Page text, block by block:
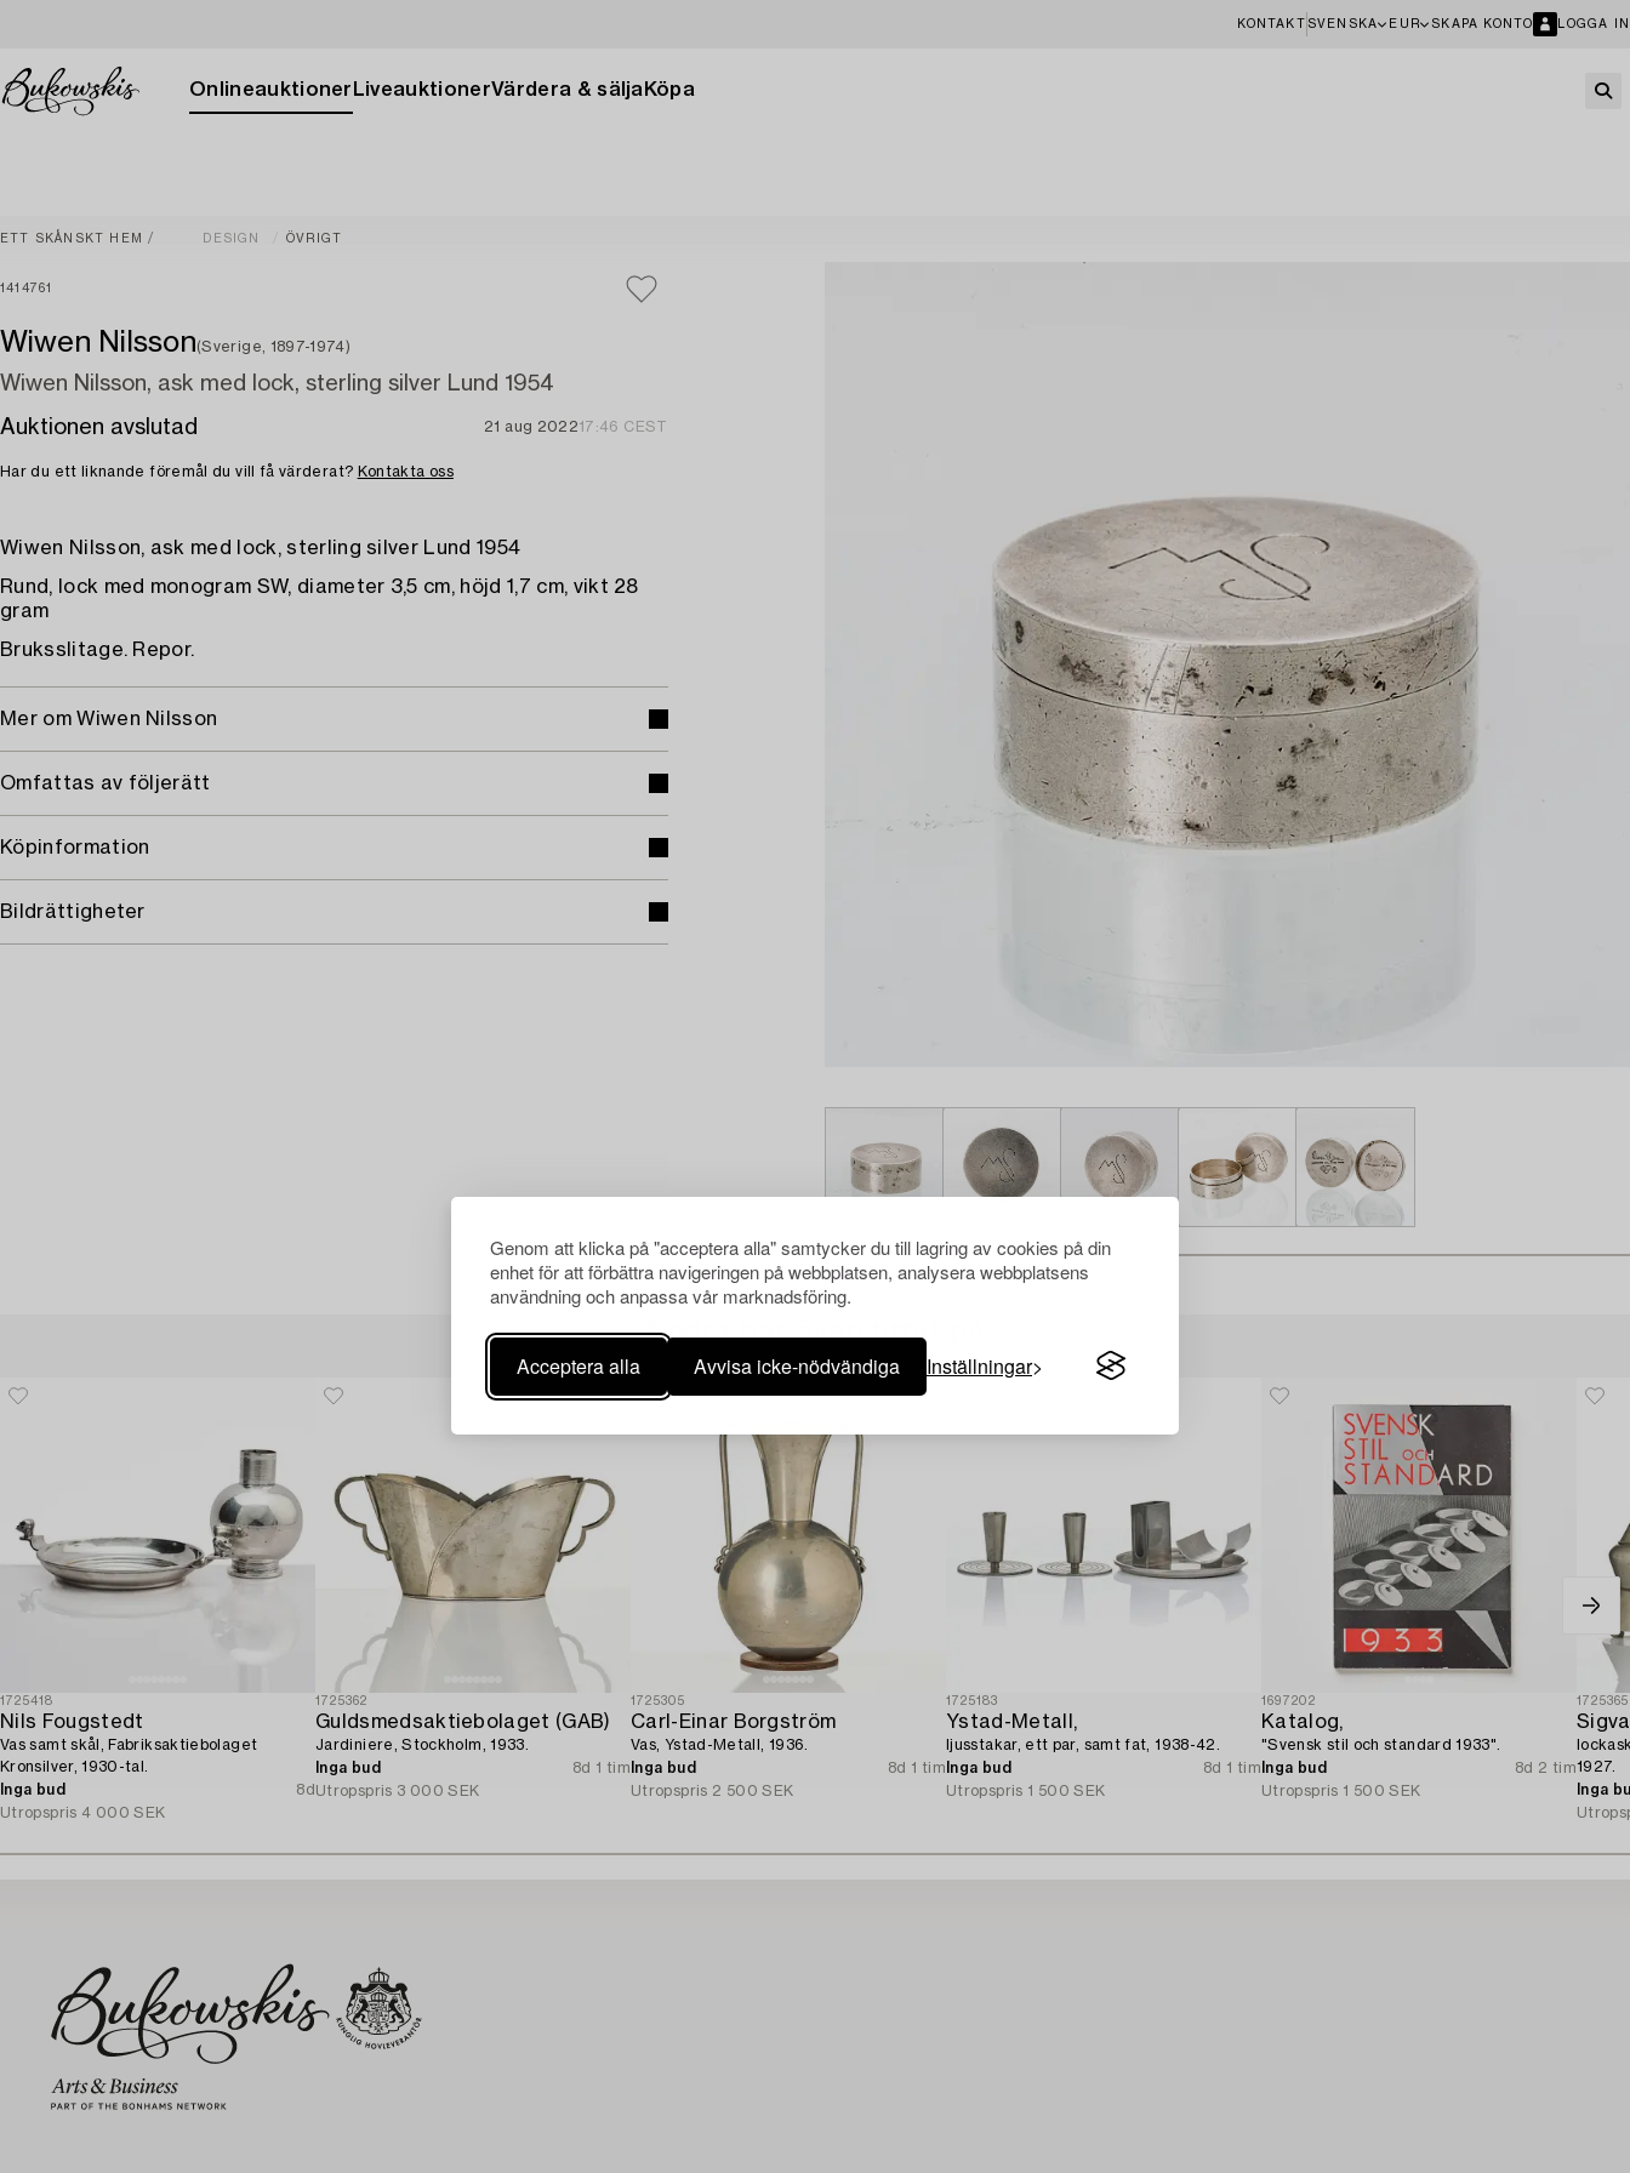
Genom att klicka på "acceptera alla" samtycker du till lagring av cookies på din
enhet för att förbättra navigeringen på webbplatsen, analysera webbplatsens
användning och anpassa vår marknadsföring.
Acceptera alla Avvisa icke-nödvändiga Inställningar
KONTAKT SVENSKA EUR SKAPA KONTO LOGGA IN
Onlineauktioner LiveauktionerVärdera & sälja Köpa
ETT SKÅNSKT HEM DESIGN ÖVRIGT
1414761
Wiwen Nilsson(Sverige, 1897-1974)
Wiwen Nilsson, ask med lock, sterling silver Lund 1954
Auktionen avslutad
21 aug 202217:46 CEST
Har du ett liknande föremål du vill få värderat? Kontakta oss
Wiwen Nilsson, ask med lock, sterling silver Lund 1954
Rund, lock med monogram SW, diameter 3,5 cm, höjd 1,7 cm, vikt 28
gram
Bruksslitage. Repor.
Mer om Wiwen Nilsson
Omfattas av följerätt
Köpinformation
Bildrättigheter
Andra har även tittat på
1725418
Nils Fougstedt
Vas samt skål, Fabriksaktiebolaget
Kronsilver, 1930-tal.
Inga bud
8d
Utropspris 4 000 SEK
1725362
Guldsmedsaktiebolaget (GAB)
Jardiniere, Stockholm, 1933.
Inga bud
8d 1 tim
Utropspris 3 000 SEK
1725305
Carl-Einar Borgström
Vas, Ystad-Metall, 1936.
Inga bud
8d 1 tim
Utropspris 2 500 SEK
1725183
Ystad-Metall,
ljusstakar, ett par, samt fat, 1938-42.
Inga bud
8d 1 tim
Utropspris 1 500 SEK
1697202
Katalog,
"Svensk stil och standard 1933".
Inga bud
8d 2 tim
Utropspris 1 500 SEK
1725365
1927.
Inga